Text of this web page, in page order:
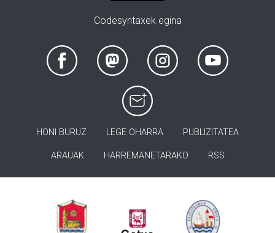
Codesyntaxek egina
HONI BURUZ LEGE OHARRA PUBLIZITATEA
ARAUAK HARREMANETARAKO RSS